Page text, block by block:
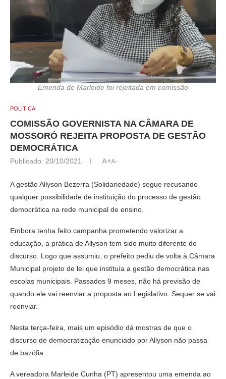
Emenda de Marleide foi rejeitada em comissão
POLÍTICA
COMISSÃO GOVERNISTA NA CÂMARA DE
MOSSORÓ REJEITA PROPOSTA DE GESTÃO
DEMOCRÁTICA
Publicado: 20/10/2021 A+A-
A gestão Allyson Bezerra (Solidariedade) segue recusando
qualquer possibilidade de instituição do processo de gestão
democrática na rede municipal de ensino.
Embora tenha feito campanha prometendo valorizar a
educação, a prática de Allyson tem sido muito diferente do
discurso. Logo que assumiu, o prefeito pediu de volta à Câmara
Municipal projeto de lei que instituía a gestão democrática nas
escolas municipais. Passados 9 meses, não há previsão de
quando ele vai reenviar a proposta ao Legislativo. Sequer se vai
reenviar.
Nesta terça-feira, mais um episódio dá mostras de que o
discurso de democratização enunciado por Allyson não passa
de bazófia.
A vereadora Marleide Cunha (PT) apresentou uma emenda ao